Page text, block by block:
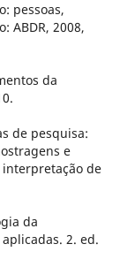
pessoas,
ABDR, 2008,
da
de pesquisa:
e
interpretação de
da
2. ed.